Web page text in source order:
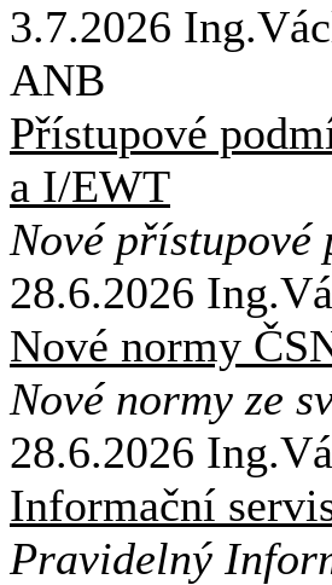
3.7.2026
ANB
Přístupové
a I/EWT
Nové přístupové
28.6.2026
Nové normy
Nové normy ze
28.6.2026
Informační
Pravidelný